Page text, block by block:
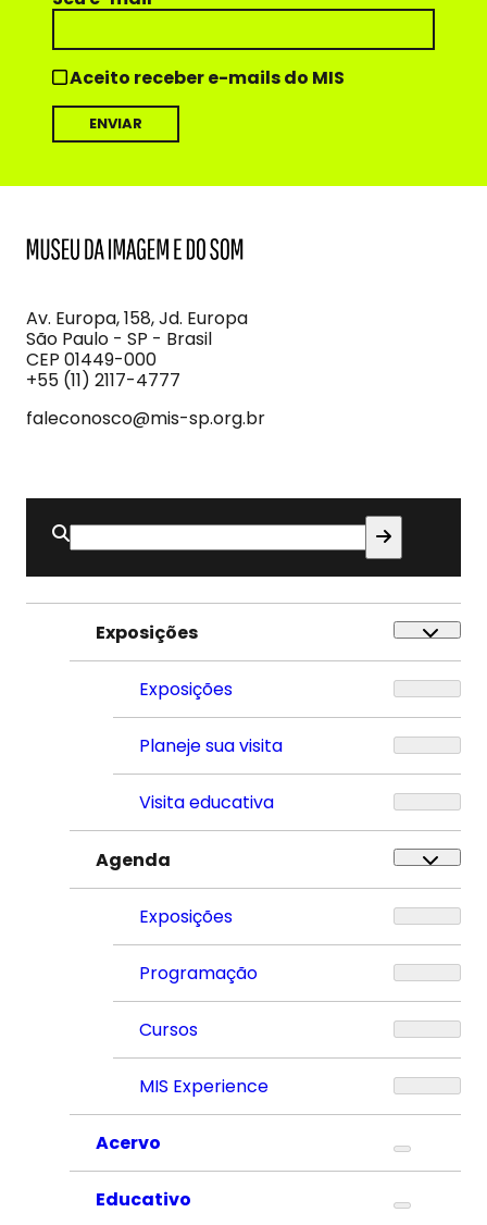
Aceito receber e-mails do MIS
Imagem
e
do
Som
Av. Europa, 158, Jd. Europa
São Paulo - SP - Brasil
CEP 01449-000
+55 (11) 2117-4777
faleconosco@mis-sp.org.br
Buscar
por:
Exposições
Exposições
Planeje sua visita
Visita educativa
Agenda
Exposições
Programação
Cursos
MIS Experience
Acervo
Educativo